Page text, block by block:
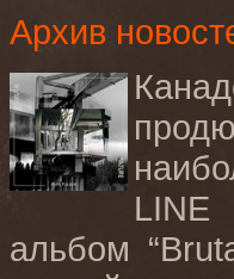
Архив
альбом